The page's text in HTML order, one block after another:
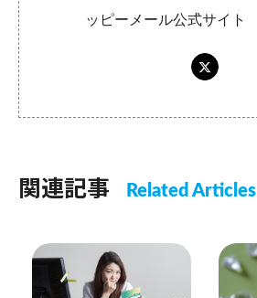
ッピーメール公式サイト
関連記事 Related Articles